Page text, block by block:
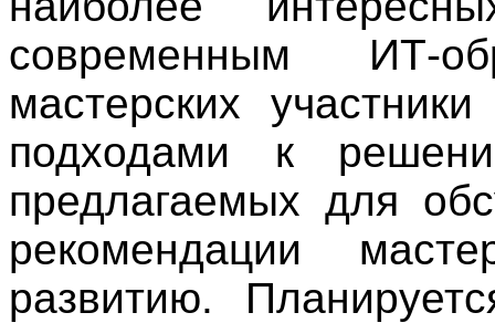
современным ИТ-
мастерских
подходами к
предлагаемых для
рекомендации
развитию.